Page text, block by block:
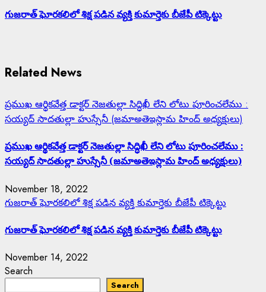
గుజరాత్ ఘోరకలిలో శిక్ష పడిన వ్యక్తి కుమార్తెకు బీజేపీ టిక్కెట్టు
Related News
ప్రముఖ ఆర్థికవేత్త డాక్టర్ నెజతుల్లా సిద్ధిఖీ లేని లోటు పూరించలేము :
సయ్యద్ సాదతుల్లా హుస్సేనీ (జమాఅతెఇస్లామ హింద్ అధ్యక్షులు)
ప్రముఖ ఆర్థికవేత్త డాక్టర్ నెజతుల్లా సిద్ధిఖీ లేని లోటు పూరించలేము :
సయ్యద్ సాదతుల్లా హుస్సేనీ (జమాఅతెఇస్లామ హింద్ అధ్యక్షులు)
November 18, 2022
గుజరాత్ ఘోరకలిలో శిక్ష పడిన వ్యక్తి కుమార్తెకు బీజేపీ టిక్కెట్టు
గుజరాత్ ఘోరకలిలో శిక్ష పడిన వ్యక్తి కుమార్తెకు బీజేపీ టిక్కెట్టు
November 14, 2022
Search
Search